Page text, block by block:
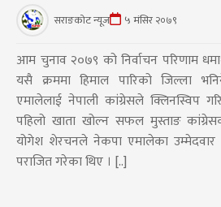
सराङकोट न्यूज ५ मंसिर २०७९
आम चुनाव २०७९ को निर्वाचन परिणाम
यसै क्रममा हिमाल पारिको जिल्ला
एमालेलाई नेपाली कांग्रेसले क्लिनस्विप
पहिलो खाता खोल्न सफल मुस्ताङ
योगेश शेरचनले नेकपा एमालेका उम्मेदवार
पराजित गरेका थिए । [..]